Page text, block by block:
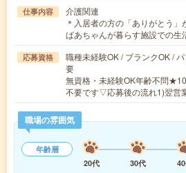
仕事内容
介護関連
＊入居者の方の「ありがとう
ばあちゃんが暮らす施設での
応募資格
職種未経験OK / ブランクOK /
要
無資格・未経験OK年齢不問
不要です▽応募後の流れ1)翌営
職場の雰囲気
年齢層
20代
30代